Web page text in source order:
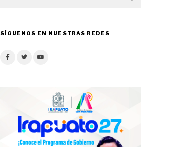
SÍGUENOS EN NUESTRAS REDES